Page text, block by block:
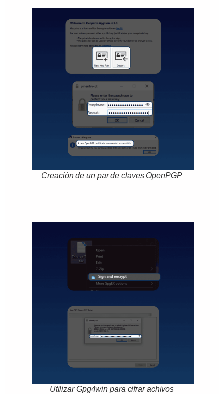
Creación de un par de claves OpenPGP
Utilizar Gpg4win para cifrar achivos